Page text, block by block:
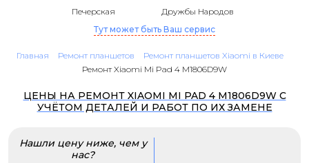
Печерская
Дружбы Народов
Тут может быть Ваш сервис
Главная Ремонт планшетов
Ремонт планшетов Xiaomi в Киеве
Ремонт Xiaomi Mi Pad 4 M1806D9W
ЦЕНЫ НА РЕМОНТ XIAOMI MI PAD 4 M1806D9W С
УЧЁТОМ ДЕТАЛЕЙ И РАБОТ ПО ИХ ЗАМЕНЕ
Нашли цену ниже, чем у
нас?